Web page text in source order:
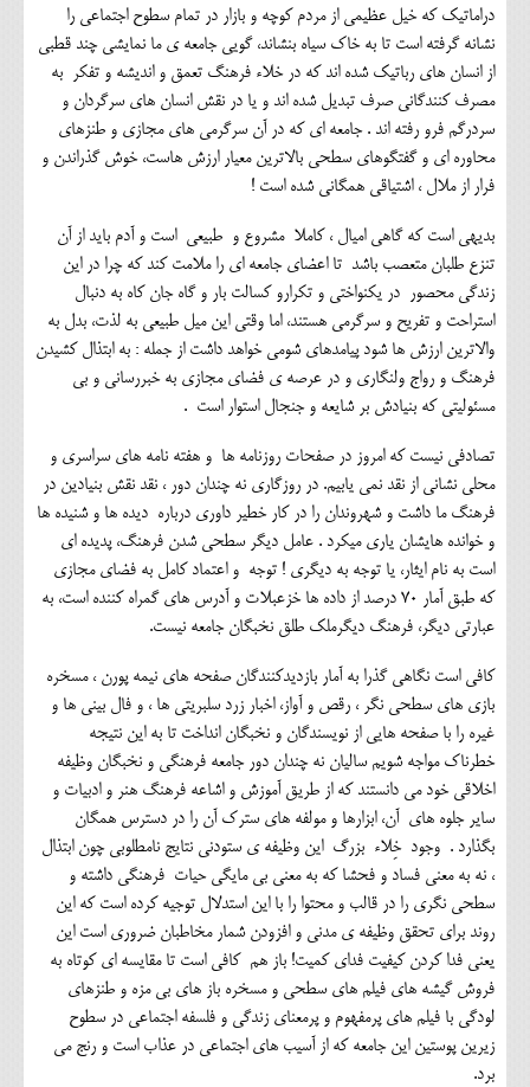
دراماتیک که خیل عظیمی از مردم کوچه و بازار در تمام سطوح اجتماعی را
نشانه گرفته است تا به خاک سیاه بنشاند، گویی جامعه ی ما نمایشی چند قطبی
از انسان های رباتیک شده اند که در خلاء فرهنگ تعمق و اندیشه و تفکر به
مصرف کنندگانی صرف تبدیل شده اند و یا در نقش انسان های سرگردان و
سردرگم فرو رفته اند . جامعه ای که در آن سرگرمی های مجازی و طنزهای
محاوره ای و گفتگوهای سطحی بالاترین معیار ارزش هاست، خوش گذراندن و
فرار از ملال ، اشتیاقی همگانی شده است !
بدیهی است که گاهی امیال ، کاملا مشروع و طبیعی است و آدم باید از آن
تنزع طلبان متعصب باشد تا اعضای جامعه ای را ملامت کند که چرا در این
زندگی محصور در یکنواختی و تکرارو کسالت بار و گاه جان کاه به دنبال
استراحت و تفریح و سرگرمی هستند، اما وقتی این میل طبیعی به لذت، بدل به
والاترین ارزش ها شود پیامدهای شومی خواهد داشت از جمله : به ابتذال کشیدن
فرهنگ و رواج ولنگاری و در عرصه ی فضای مجازی به خبررسانی و بی
مسئولیتی که بنیادش بر شایعه و جنجال استوار است .
تصادفی نیست که امروز در صفحات روزنامه ها و هفته نامه های سراسری و
محلی نشانی از نقد نمی یابیم. در روزگاری نه چندان دور ، نقد نقش بنیادین در
فرهنگ ما داشت و شهروندان را در کار خطیر داوری درباره دیده ها و شنیده ها
و خوانده هایشان یاری میکرد . عامل دیگر سطحی شدن فرهنگ، پدیده ای
است به نام ایثار، یا توجه به دیگری ! توجه و اعتماد کامل به فضای مجازی
که طبق آمار 70 درصد از داده ها خزعبلات و آدرس های گمراه کننده است، به
عبارتی دیگر، فرهنگ دیگرملک طلق نخبگان جامعه نیست.
کافی است نگاهی گذرا به آمار بازدیدکنندگان صفحه های نیمه پورن ، مسخره
بازی های سطحی نگر ، رقص و آواز، اخبار زرد سلبریتی ها ، و فال بینی ها و
غیره را با صفحه هایی از نویسندگان و نخبگان انداخت تا به این نتیجه
خطرناک مواجه شویم سالیان نه چندان دور جامعه فرهنگی و نخبگان وظیفه
اخلاقی خود می دانستند که از طریق آموزش و اشاعه فرهنگ هنر و ادبیات و
سایر جلوه های آن، ابزارها و مولفه های سترک آن را در دسترس همگان
بگذارد . وجود خِلاء بزرگ این وظیفه ی ستودنی نتایج نامطلوبی چون ابتذال
، نه به معنی فساد و فحشا که به معنی بی مایگی حیات فرهنگی داشته و
سطحی نگری را در قالب و محتوا را با این استدلال توجیه کرده است که این
روند برای تحقق وظیفه ی مدنی و افزودن شمار مخاطبان ضروری است این
یعنی فدا کردن کیفیت فدای کمیت! باز هم کافی است تا مقایسه ای کوتاه به
فروش گیشه های فیلم های سطحی و مسخره باز های بی مزه و طنزهای
لودگی با فیلم های پرمفهوم و پرمعنای زندگی و فلسفه اجتماعی در سطوح
زیرین پوستین این جامعه که از آسیب های اجتماعی در عذاب است و رنج می
برد.